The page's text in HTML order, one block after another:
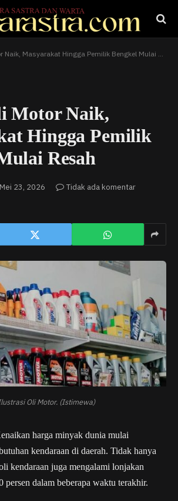
Masyarakat Hingga Pemilik Bengkel Mulai Resah
Motor Naik,
Hingga Pemilik
Resah
Mei 23, 2026
Tidak ada komentar
Oli Motor. (Istimewa)
harga minyak dunia mulai
kendaraan di daerah. Tidak hanya
kendaraan juga mengalami lonjakan
persen dalam beberapa waktu terakhir.